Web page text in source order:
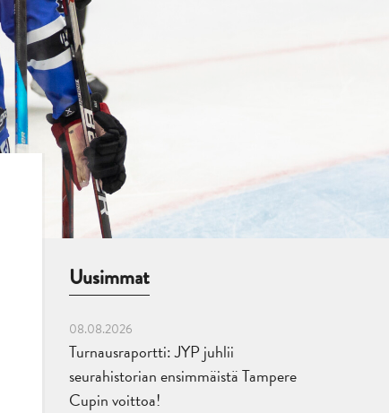
Uusimmat
08.08.2026
Turnausraportti: JYP juhlii
seurahistorian ensimmäistä Tampere
Cupin voittoa!